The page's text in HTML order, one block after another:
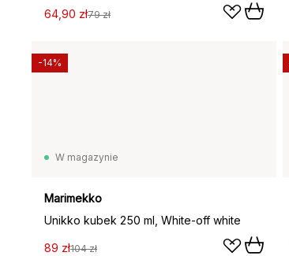
64,90 zł79 zł
W magazynie
Marimekko
Unikko kubek 250 ml, White-off white
89 zł104 zł
-14%